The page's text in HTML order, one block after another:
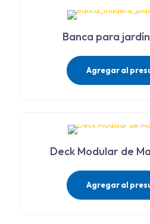
Banca para
Agregar al
Deck Modular de
Agregar al